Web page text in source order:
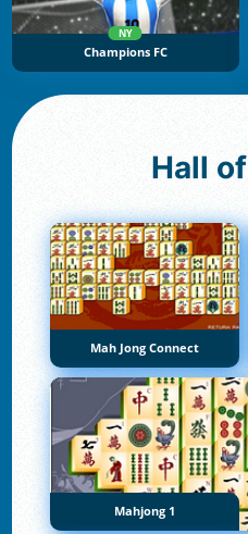
NY
Champions FC
Hall of
Mah Jong Connect
Mahjong 1